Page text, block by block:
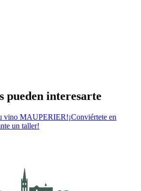
pueden interesarte
vino MAUPERIER!¡Conviértete en
un taller!